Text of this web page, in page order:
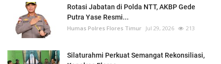
Rotasi Jabatan di Polda NTT, AKBP Gede
Putra Yase Resmi...
Humas Polres Flores Timur Jul 29, 2026 213
Silaturahmi Perkuat Semangat Rekonsiliasi,